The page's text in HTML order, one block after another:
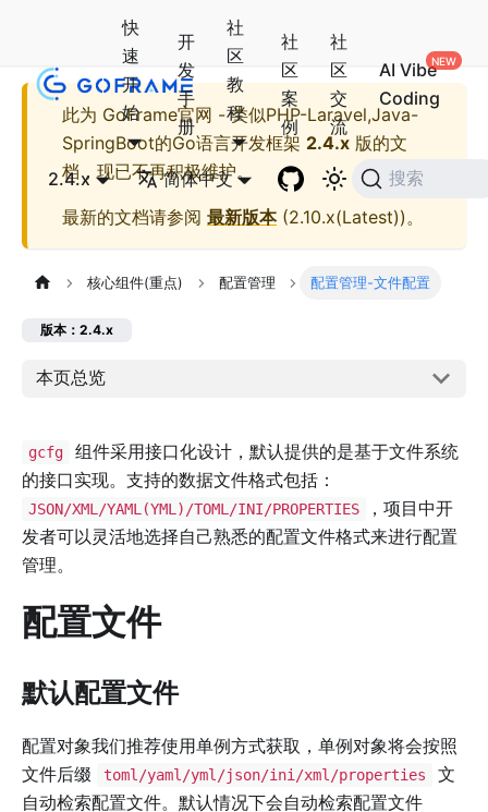
快
速
开
始
开
发
手
册
社
区
教
程
社
区
案
例
社
区
交
流
AI Vibe
Coding
2.4.x 简体中文 搜索
此为 GoFrame官网 - 类似PHP-Laravel,Java-
SpringBoot的Go语言开发框架 2.4.x 版的文
档，现已不再积极维护。
最新的文档请参阅 最新版本(2.10.x(Latest))。
核心组件(重点) 配置管理 配置管理-文件配置
版本：2.4.x
本页总览
gcfg
组件采用接口化设计，默认提供的是基于文件系统
的接口实现。支持的数据文件格式包括：
JSON/XML/YAML(YML)/TOML/INI/PROPERTIES
，项目中开
发者可以灵活地选择自己熟悉的配置文件格式来进行配置
管理。
配置文件
默认配置文件
配置对象我们推荐使用单例方式获取，单例对象将会按照
文件后缀
toml/yaml/yml/json/ini/xml/properties
文
自动检索配置文件。默认情况下会自动检索配置文件